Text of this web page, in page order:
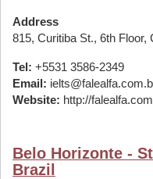
Address
815, Curitiba St., 6th
Tel: +5531 3586-2349
Email:
Website: http://
Belo Horizonte -
Brazil